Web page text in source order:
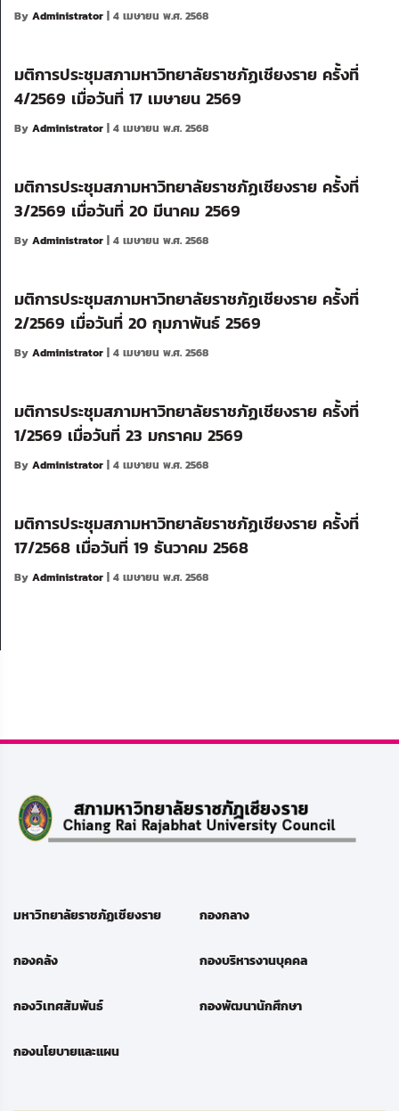
By Administrator | 4 เมษายน พ.ศ. 2568
มติการประชุมสภามหาวิทยาลัยราชภัฏเชียงราย ครั้งที่
4/2569 เมื่อวันที่ 17 เมษายน 2569
By Administrator | 4 เมษายน พ.ศ. 2568
มติการประชุมสภามหาวิทยาลัยราชภัฏเชียงราย ครั้งที่
3/2569 เมื่อวันที่ 20 มีนาคม 2569
By Administrator | 4 เมษายน พ.ศ. 2568
มติการประชุมสภามหาวิทยาลัยราชภัฏเชียงราย ครั้งที่
2/2569 เมื่อวันที่ 20 กุมภาพันธ์ 2569
By Administrator | 4 เมษายน พ.ศ. 2568
มติการประชุมสภามหาวิทยาลัยราชภัฏเชียงราย ครั้งที่
1/2569 เมื่อวันที่ 23 มกราคม 2569
By Administrator | 4 เมษายน พ.ศ. 2568
มติการประชุมสภามหาวิทยาลัยราชภัฏเชียงราย ครั้งที่
17/2568 เมื่อวันที่ 19 ธันวาคม 2568
By Administrator | 4 เมษายน พ.ศ. 2568
มหาวิทยาลัยราชภัฏเชียงราย กองกลาง
กองคลัง กองบริหารงานบุคคล
กองวิเทศสัมพันธ์ กองพัฒนานักศึกษา
กองนโยบายและแผน